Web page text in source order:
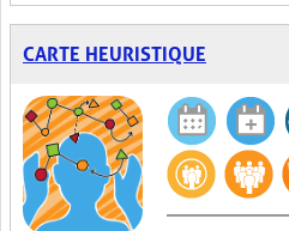
CARTE HEURISTIQUE